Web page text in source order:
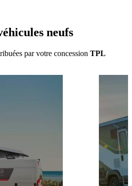
neufs
par votre concession TPL